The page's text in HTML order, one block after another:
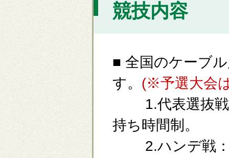
競技内容
■ 全国のケーブ
す。 (※予選大会
1.代表選抜戦
持ち時間制。
2.ハンデ戦：